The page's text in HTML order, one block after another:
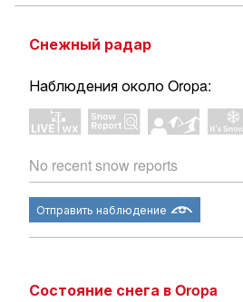
Снежный радар
Наблюдения около Oropa:
No recent snow reports
Отправить наблюдение
Состояние снега в Oropa